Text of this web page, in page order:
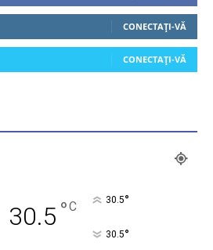
CONECTAȚI-VĂ
CONECTAȚI-VĂ
30.5 °C 30.5°
30.5°